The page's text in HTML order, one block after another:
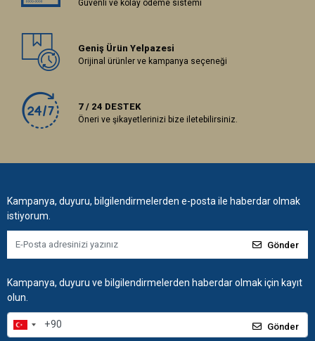
Güvenli ve kolay ödeme sistemi
Geniş Ürün Yelpazesi
Orijinal ürünler ve kampanya seçeneği
7 / 24 DESTEK
Öneri ve şikayetlerinizi bize iletebilirsiniz.
Kampanya, duyuru, bilgilendirmelerden e-posta ile haberdar olmak
istiyorum.
Gönder
Kampanya, duyuru ve bilgilendirmelerden haberdar olmak için kayıt
olun.
Gönder